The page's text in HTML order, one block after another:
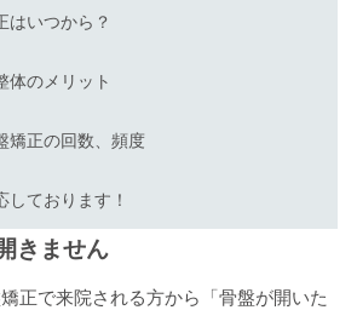
はいつから？
体のメリット
矯正の回数、頻度
ております！
きません
正で来院される方から「骨盤が開いた